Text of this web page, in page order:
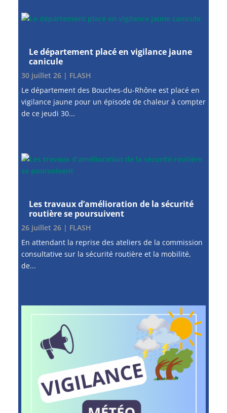
Le département placé en vigilance jaune
canicule
30 juillet 26| FLASH
Le département des Bouches-du-Rhône est placé en
vigilance jaune pour un épisode de chaleur à compter
de ce jeudi 30...
Les travaux d’amélioration de la sécurité
routière se poursuivent
26 juillet 26| FLASH
En attendant la reprise des ateliers de la commission
consultative sur la sécurité routière et la mobilité,
de...